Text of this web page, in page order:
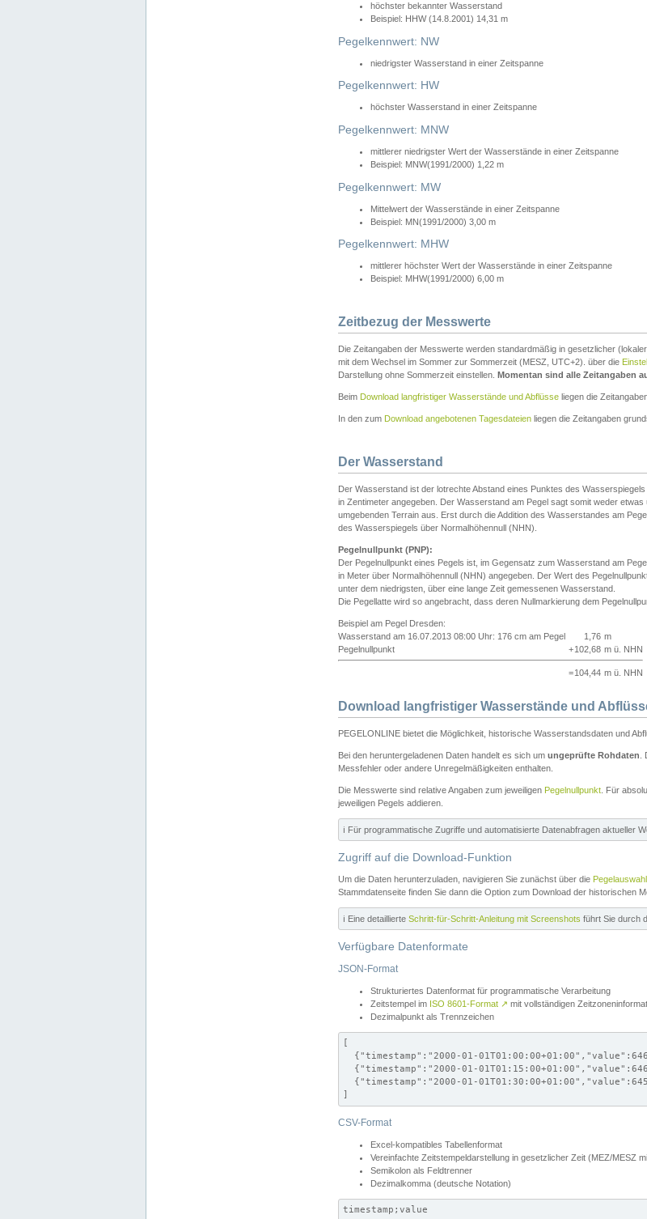
höchster bekannter Wasserstand
Beispiel: HHW (14.8.2001) 14,31 m
Pegelkennwert: NW
niedrigster Wasserstand in einer Zeitspanne
Pegelkennwert: HW
höchster Wasserstand in einer Zeitspanne
Pegelkennwert: MNW
mittlerer niedrigster Wert der Wasserstände in einer Zeitspanne
Beispiel: MNW(1991/2000) 1,22 m
Pegelkennwert: MW
Mittelwert der Wasserstände in einer Zeitspanne
Beispiel: MN(1991/2000) 3,00 m
Pegelkennwert: MHW
mittlerer höchster Wert der Wasserstände in einer Zeitspanne
Beispiel: MHW(1991/2000) 6,00 m
Zeitbezug der Messwerte
Die Zeitangaben der Messwerte werden standardmäßig in gesetzlicher
mit dem Wechsel im Sommer zur Sommerzeit (MESZ, UTC+2). über die
Darstellung ohne Sommerzeit einstellen. Momentan sind alle Zeitangaben
Beim Download langfristiger Wasserstände und Abflüsse liegen die
In den zum Download angebotenen Tagesdateien liegen die Zeitangaben
Der Wasserstand
Der Wasserstand ist der lotrechte Abstand eines Punktes des
in Zentimeter angegeben. Der Wasserstand am Pegel sagt somit weder
umgebenden Terrain aus. Erst durch die Addition des Wasserstandes am
des Wasserspiegels über Normalhöhennull (NHN).
Pegelnullpunkt (PNP):
Der Pegelnullpunkt eines Pegels ist, im Gegensatz zum Wasserstand am
in Meter über Normalhöhennull (NHN) angegeben. Der Wert des
unter dem niedrigsten, über eine lange Zeit gemessenen Wasserstand.
Die Pegellatte wird so angebracht, dass deren Nullmarkierung dem
Beispiel am Pegel Dresden:
Wasserstand am 16.07.2013 08:00 Uhr: 176 cm am Pegel
1,76 m
Pegelnullpunkt
+102,68 m ü. NHN
=104,44 m ü. NHN
Download langfristiger Wasserstände und
PEGELONLINE bietet die Möglichkeit, historische Wasserstandsdaten und
Bei den heruntergeladenen Daten handelt es sich um ungeprüfte Rohdaten
Messfehler oder andere Unregelmäßigkeiten enthalten.
Die Messwerte sind relative Angaben zum jeweiligen Pegelnullpunkt . Für
jeweiligen Pegels addieren.
ℹ️ Für programmatische Zugriffe und automatisierte Datenabfragen aktueller
Zugriff auf die Download-Funktion
Um die Daten herunterzuladen, navigieren Sie zunächst über die
Stammdatenseite finden Sie dann die Option zum Download der historischen
ℹ️ Eine detaillierte Schritt-für-Schritt-Anleitung mit Screenshots führt Sie durch
Verfügbare Datenformate
JSON-Format
Strukturiertes Datenformat für programmatische Verarbeitung
Zeitstempel im ISO 8601-Format ↗ mit vollständigen
Dezimalpunkt als Trennzeichen
[
{"timestamp":"2000-01-
{"timestamp":"2000-01-
{"timestamp":"2000-01-
]
CSV-Format
Excel-kompatibles Tabellenformat
Vereinfachte Zeitstempeldarstellung in gesetzlicher Zeit (MEZ/MESZ
Semikolon als Feldtrenner
Dezimalkomma (deutsche Notation)
timestamp;value